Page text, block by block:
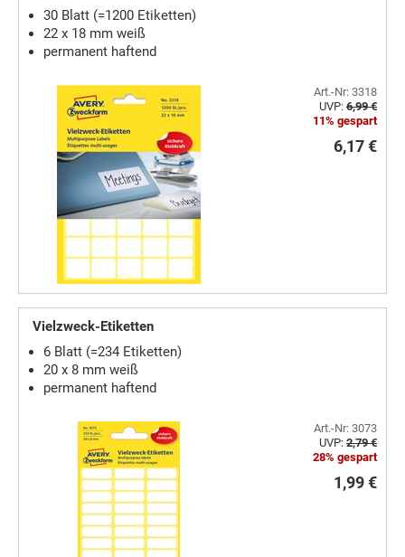
30 Blatt (=1200 Etiketten)
22 x 18 mm weiß
permanent haftend
Art.-Nr: 3318
UVP: 6,99 €
11% gespart
6,17 €
Vielzweck-Etiketten
6 Blatt (=234 Etiketten)
20 x 8 mm weiß
permanent haftend
Art.-Nr: 3073
UVP: 2,79 €
28% gespart
1,99 €